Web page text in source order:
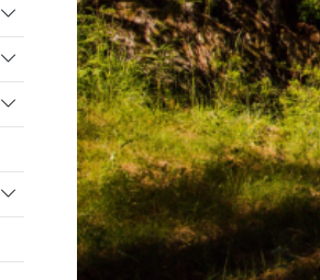
Vaihda alasvetovalikkoa
Vaihda alasvetovalikkoa
Vaihda alasvetovalikkoa
Vaihda alasvetovalikkoa